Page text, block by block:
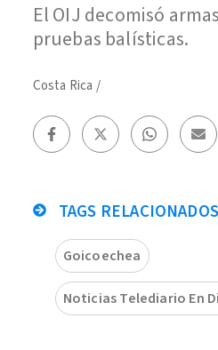
El OIJ decomisó
pruebas balísticas.
Costa Rica /
TAGS RELACIONADOS
Goicoechea
Noticias Telediario En